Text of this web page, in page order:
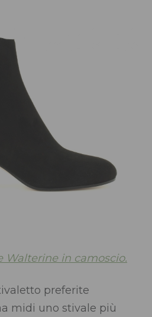
Walterine in camoscio.
preferite
midi uno stivale più